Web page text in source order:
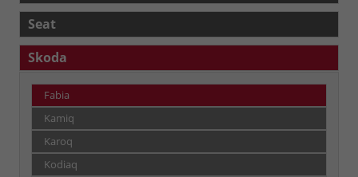
Seat
Skoda
Fabia
Kamiq
Karoq
Kodiaq